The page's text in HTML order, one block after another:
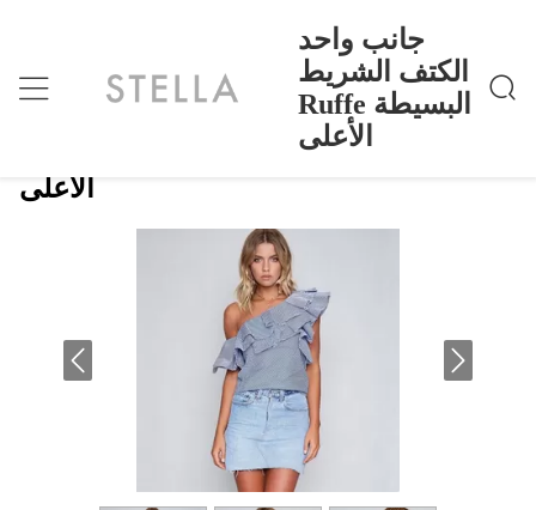
جانب واحد
الكتف الشريط
Ruffe البسيطة
الأعلى
منزل Products> جانب واحد الكتف الشريط Ruffe البسيطة الأعلى
جانب واحد الكتف الشريط Ruffe البسيطة
الأعلى